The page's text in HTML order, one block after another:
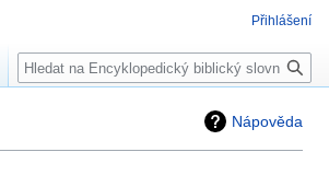
Nápověda
Přihlášení
Hledat